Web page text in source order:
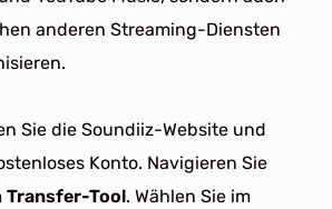
anderen Streaming-Diensten
Sie die Soundiiz-Website und
Konto. Navigieren Sie
Transfer-Tool. Wählen Sie im